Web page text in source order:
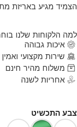
הצמיד מגיע באריזת
למה הלקוחות שלנו
איכות גבוהה
שירות מקצועי ואמין
משלוח מהיר חינם
אחריות לשנה
צבע התכשיט